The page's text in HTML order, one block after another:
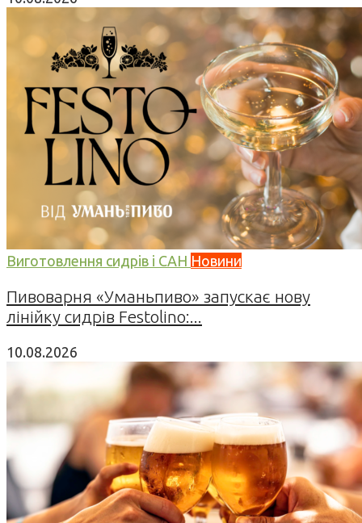
Виготовлення сидрів і САН Новини
Пивоварня «Уманьпиво» запускає нову
лінійку сидрів Festolino:...
10.08.2026